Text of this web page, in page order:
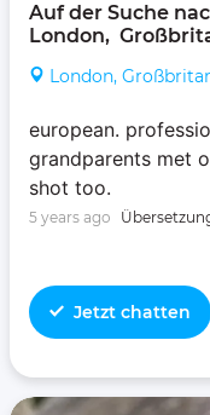
Auf der Suche
London,
London,
european.
grandparents met
shot too.
5 years ago
Jetzt chatten